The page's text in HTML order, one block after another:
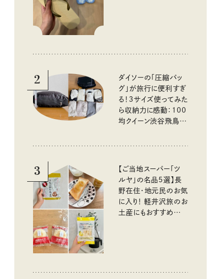
2
ダイソーの「圧縮バッ
グ」が旅行に便利すぎ
る！3サイズ使ってみた
ら収納力に感動：100
均クイーン渋谷飛鳥の
3
【ご当地スーパー「ツ
ルヤ」の名品5選】長
野在住・地元民のお気
に入り！ 軽井沢旅のお
土産にもおすすめのお